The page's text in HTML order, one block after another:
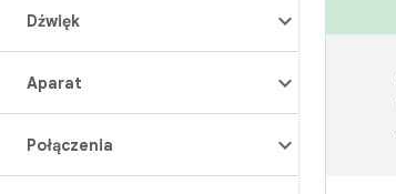
Dźwięk
Aparat
Połączenia